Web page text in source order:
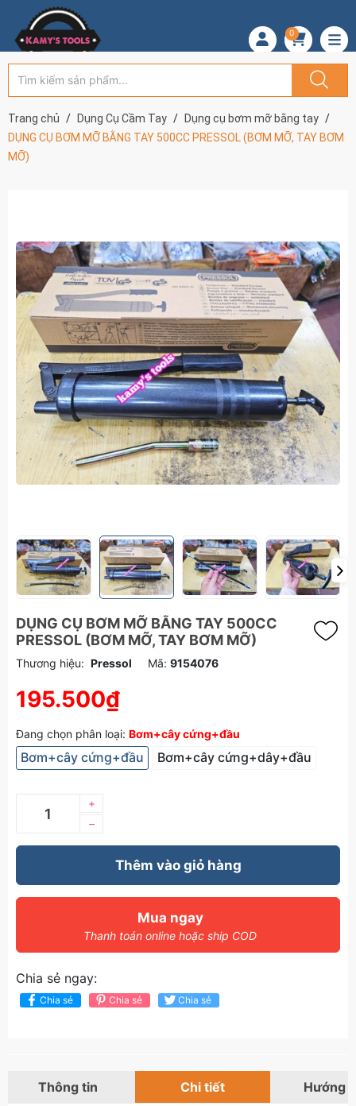
0
Trang chủ Dụng Cụ Cầm Tay
Dụng cụ bơm mỡ bằng tay
DỤNG CỤ BƠM MỠ BẰNG TAY 500CC PRESSOL (BƠM MỠ, TAY BƠM
MỠ)
DỤNG CỤ BƠM MỠ BẰNG TAY 500CC
PRESSOL (BƠM MỠ, TAY BƠM MỠ)
Thương hiệu: Pressol Mã: 9154076
195.500₫
Đang chọn phân loại: Bơm+cây cứng+đầu
Bơm+cây cứng+đầu Bơm+cây cứng+dây+đầu
–
+
Thêm vào giỏ hàng
Mua ngay
Thanh toán online hoặc ship COD
Chia sẻ ngay:
Chia sẻ Chia sẻ Chia sẻ
Thông tin Chi tiết Hướng